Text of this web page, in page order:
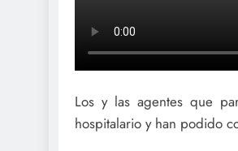
Los y las agentes que
hospitalario y han podido